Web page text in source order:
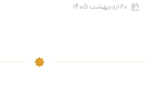
۲۰ اردیبهشت ۱۴۰۵